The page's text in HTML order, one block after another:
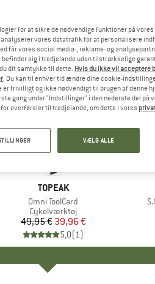
MÆRKE
TOPEAK
Artikel
Omni ToolCard
Produktgruppe
Cykelværktøj
Pris
49,95 € Nedsat pris
39,96 €
5,0(1)
Rabat
20%
for at sikre de nødvendige funktioner på
vores datatrafik for at personalisere
får vores social media-, reklame- og
sig i tredjelande uden tilstrækkelige
dit samtykke til dette. Hvis du ikke vil acceptere
. Du kan til enhver tid ændre dine cookie-
frivilligt og ikke nødvendigt til brugen af denne
gang under "Indstillinger" i den nederste del på
overførsler til tredjelande, om dette i vores
VÆLG ALLE